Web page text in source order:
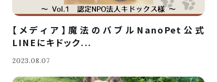
【メディア】魔法のバブルNanoPet公式
LINEにキドック...
2023.08.07